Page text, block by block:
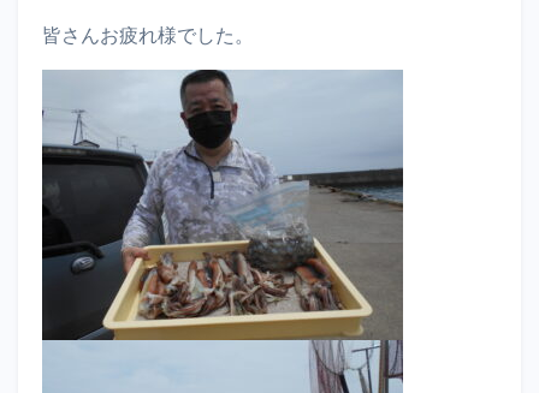
皆さんお疲れ様でした。